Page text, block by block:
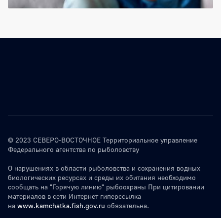
© 2023 СЕВЕРО-ВОСТОЧНОЕ Территориальное управление
Федерального агентства по рыболовству
О нарушениях в области рыболовства и сохранения водных
биологических ресурсах и среды их обитания необходимо
сообщать на "Горячую линию" рыбоохраны При цитировании
материалов в сети Интернет гиперссылка
на www.kamchatka.fish.gov.ru обязательна.